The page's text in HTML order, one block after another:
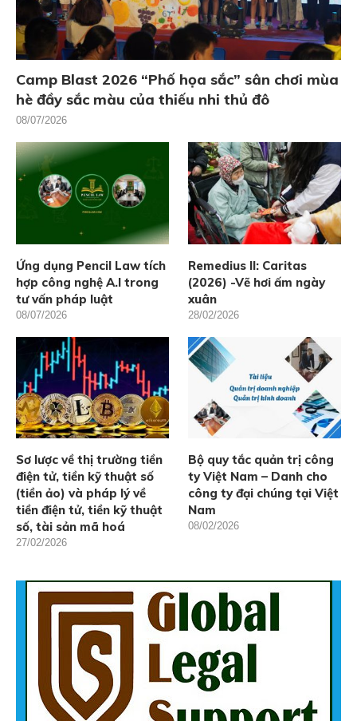
Camp Blast 2026 “Phố họa sắc” sân chơi mùa
hè đầy sắc màu của thiếu nhi thủ đô
08/07/2026
Ứng dụng Pencil Law tích
hợp công nghệ A.I trong
tư vấn pháp luật
08/07/2026
Remedius II: Caritas
(2026) -Vẽ hơi ấm ngày
xuân
28/02/2026
Sơ lược về thị trường tiền
điện tử, tiền kỹ thuật số
(tiền ảo) và pháp lý về
tiền điện tử, tiền kỹ thuật
số, tài sản mã hoá
27/02/2026
Bộ quy tắc quản trị công
ty Việt Nam – Danh cho
công ty đại chúng tại Việt
Nam
08/02/2026